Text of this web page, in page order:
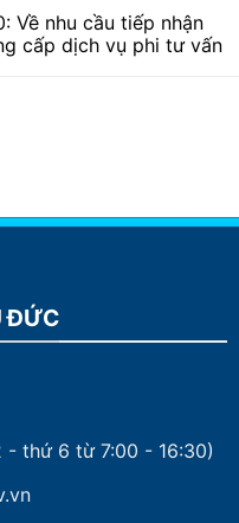
Về nhu cầu tiếp nhận
cấp dịch vụ phi tư vấn
ĐỨC
- thứ 6 từ 7:00 - 16:30)